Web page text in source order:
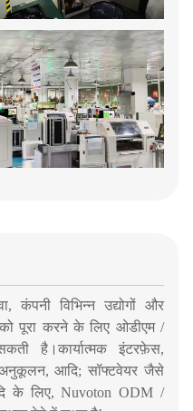
कंपनी विभिन्न उद्योगों और
पूरा करने के लिए ओडीएम /
है।कार्यात्मक इंटरफ़ेस,
आदि; सॉफ्टवेयर जैसे
के लिए, Nuvoton ODM /